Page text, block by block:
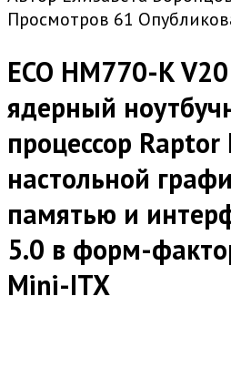
Просмотров 61
ECO HM770-K
ядерный
процессор Raptor
настольной
памятью и
5.0 в форм-
Mini-ITX